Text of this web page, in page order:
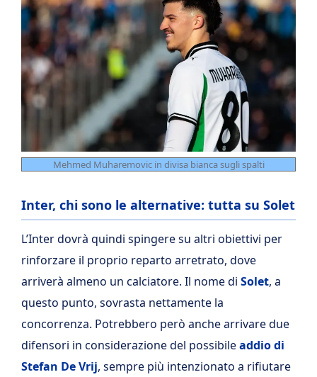
Mehmed Muharemovic in divisa bianca sugli spalti
Inter, chi sono le alternative: tutta su Solet
L’Inter dovrà quindi spingere su altri obiettivi per
rinforzare il proprio reparto arretrato, dove
arriverà almeno un calciatore. Il nome di Solet, a
questo punto, sovrasta nettamente la
concorrenza. Potrebbero però anche arrivare due
difensori in considerazione del possibileaddio di
Stefan De Vrij, sempre più intenzionato a rifiutare